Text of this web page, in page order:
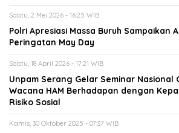
Sabtu, 2 Mei 2026 - 16:25 WIB
Polri Apresiasi Massa Buruh Sampaikan
Peringatan May Day
Sabtu, 18 April 2026 - 17:21 WIB
Unpam Serang Gelar Seminar Nasional
Wacana HAM Berhadapan dengan
Risiko Sosial
Kamis, 30 Oktober 2025 - 07:37 WIB